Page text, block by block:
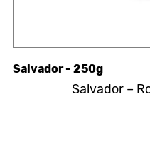
Salvador –
Salvador - 250g